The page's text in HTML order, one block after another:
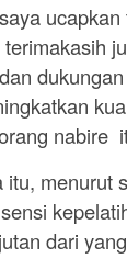
nabire
itu, menurut
dari